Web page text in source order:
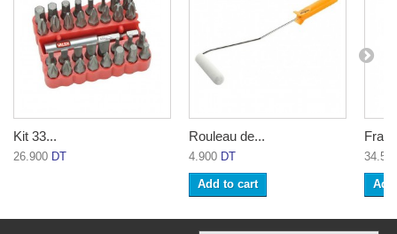
Kit 33...
26.900 DT
Rouleau de...
4.900 DT
Add to cart